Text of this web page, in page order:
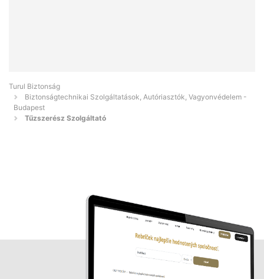
Turul Biztonság
Biztonságtechnikai Szolgáltatások, Autóriasztók, Vagyonvédelem -
Budapest
Tűzszerész Szolgáltató